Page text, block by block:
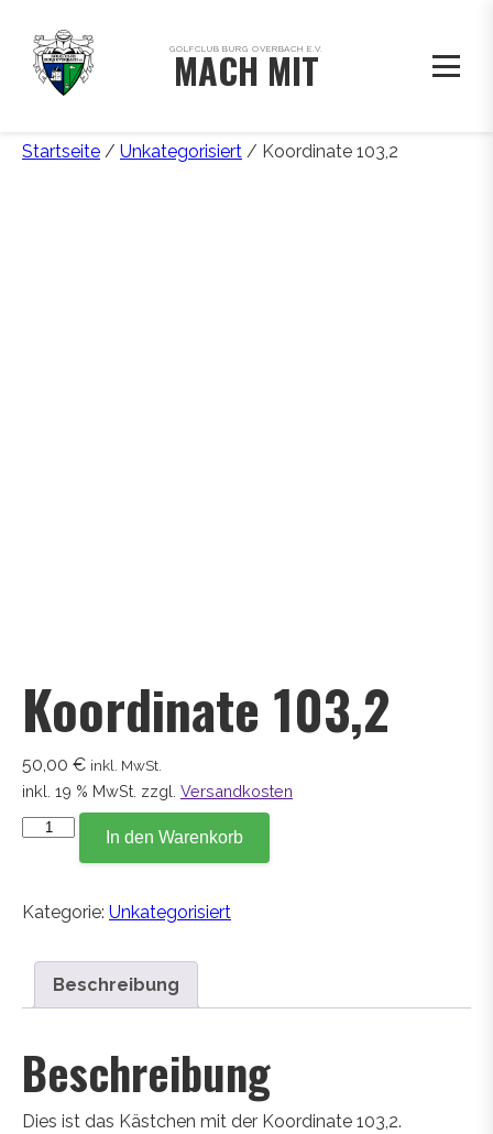
GOLFCLUB BURG OVERBACH E.V.
MACH MIT
Startseite / Unkategorisiert / Koordinate 103,2
Koordinate 103,2
50,00 € inkl. MwSt.
inkl. 19 % MwSt. zzgl. Versandkosten
Koordinate
In den Warenkorb
Kategorie: Unkategorisiert
Beschreibung
Beschreibung
Dies ist das Kästchen mit der Koordinate 103,2.